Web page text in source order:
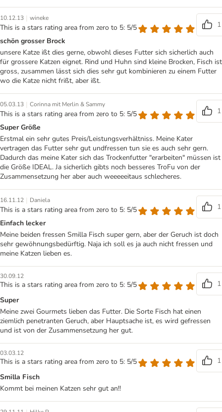
10.12.13 | wineke
This is a stars rating area from zero to 5: 5/5
1
schön grosser Brock
unsere Katze ißt dies gerne, obwohl dieses Futter sich sicherlich auch
für grossere Katzen eignet. Rind und Huhn sind kleine Brocken, Fisch ist
gross, zusammen lässt sich dies sehr gut kombinieren zu einem Futter
wo die Katze nicht frißt, aber ißt.
05.03.13 | Corinna mit Merlin & Sammy
This is a stars rating area from zero to 5: 5/5
1
Super Größe
Erstmal ein sehr gutes Preis/Leistungsverhältniss. Meine Kater
vertragen das Futter sehr gut undfressen tun sie es auch sehr gern.
Dadurch das meine Kater sich das Trockenfutter "erarbeiten" müssen ist
die Größe IDEAL. Ja sicherlich gibts noch besseres TroFu von der
Zusammensetzung her aber auch weeeeeitaus schlecheres.
16.11.12 | Daniela
This is a stars rating area from zero to 5: 5/5
1
Einfach lecker
Meine beiden fressen Smilla Fisch super gern, aber der Geruch ist doch
sehr gewöhnungsbedürftig. Naja ich soll es ja auch nicht fressen und
meine Katzen lieben es.
30.09.12
This is a stars rating area from zero to 5: 5/5
1
Super
Meine zwei Gourmets lieben das Futter. Die Sorte Fisch hat einen
ziemlich penetranten Geruch, aber Hauptsache ist, es wird gefressen
und ist von der Zusammensetzung her gut.
03.03.12
This is a stars rating area from zero to 5: 5/5
1
Smilla Fisch
Kommt bei meinen Katzen sehr gut an!!